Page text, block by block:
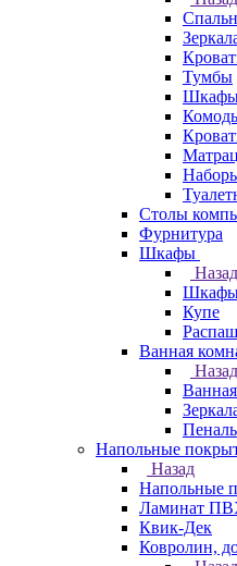
Тумбы
Столы
Фурнитура
Шкафы
Назад
Купе
Ванная
Назад
Напольные
Назад
Напольные
Ламинат
Квик-Дек
Ковролин,